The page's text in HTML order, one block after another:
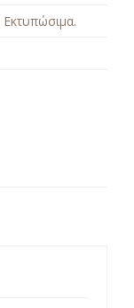
Εκτυπώσιμα.